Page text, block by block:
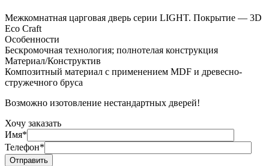
Межкомнатная царговая дверь серии LIGHT. Покрытие — 3D
Eco Craft
Особенности
Бескромочная технология; полнотелая конструкция
Материал/Конструктив
Композитный материал с применением MDF и древесно-
стружечного бруса
Возможно изотовление нестандартных дверей!
Хочу заказать
Имя*
Телефон*